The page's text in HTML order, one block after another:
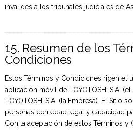
invalides a los tribunales judiciales de
15. Resumen de los
Condiciones
Estos Términos y Condiciones rigen el
aplicación móvil de TOYOTOSHI S.A.
TOYOTOSHI S.A. (la Empresa). El Sitio
personas con edad legal y capacidad
Con la aceptación de estos Términos y